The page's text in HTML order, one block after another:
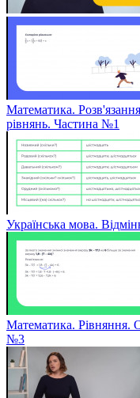
Математика.
рівнянь. Частина №1
Українська мова.
Математика. Рівняння.
№3